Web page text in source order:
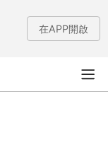
在APP開啟